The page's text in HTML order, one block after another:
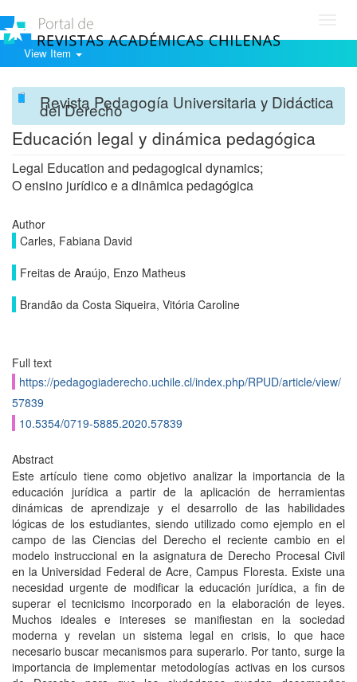
View Item
Revista Pedagogía Universitaria y Didáctica
del Derecho
Educación legal y dinámica pedagógica
Legal Education and pedagogical dynamics;
O ensino jurídico e a dinâmica pedagógica
Author
Carles, Fabiana David
Freitas de Araújo, Enzo Matheus
Brandão da Costa Siqueira, Vitória Caroline
Full text
https://pedagogiaderecho.uchile.cl/index.php/RPUD/article/view/
57839
10.5354/0719-5885.2020.57839
Abstract
Este artículo tiene como objetivo analizar la importancia de la
educación jurídica a partir de la aplicación de herramientas
dinámicas de aprendizaje y el desarrollo de las habilidades
lógicas de los estudiantes, siendo utilizado como ejemplo en el
campo de las Ciencias del Derecho el reciente cambio en el
modelo instruccional en la asignatura de Derecho Procesal Civil
en la Universidad Federal de Acre, Campus Floresta. Existe una
necesidad urgente de modificar la educación jurídica, a fin de
superar el tecnicismo incorporado en la elaboración de leyes.
Muchos ideales e intereses se manifiestan en la sociedad
moderna y revelan un sistema legal en crisis, lo que hace
necesario buscar mecanismos para superarlo. Por tanto, surge la
importancia de implementar metodologías activas en los cursos